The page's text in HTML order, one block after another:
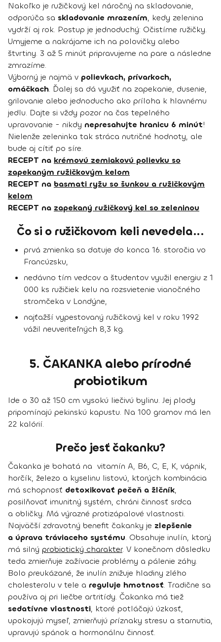
Nakoľko je ružičkový kel náročný na skladovanie,
odporúča sa skladovanie mrazením, kedy zelenina
vydrží aj rok. Postup je jednoduchý: Očistíme ružičky.
Umyjeme a nakrájame ich na polovičky alebo
štvrtiny. 3 až 5 minút pripravujeme na pare a následne
zmrazíme.
Výborný je najmä v polievkach, prívarkoch,
omáčkach. Ďalej sa dá využiť na zapekanie, dusenie,
grilovanie alebo jednoducho ako príloha k hlavnému
jedlu. Dajte si vždy pozor na čas tepelného
upravovanie - nikdy nepresahujte hranicu 6 minút!
Nielenže zeleninka tak stráca nutričné hodnoty, ale
bude aj cítiť po síre.
RECEPT na krémovú zemiakovú polievku so
zapekaným ružičkovým kelom
RECEPT na basmati ryžu so šunkou a ružičkovým
kelom
RECEPT na zapekaný ružičkový kel so zeleninou
Čo si o ružičkovom keli nevedela...
prvá zmienka sa datuje do konca 16. storočia vo
Francúzsku,
nedávno tím vedcov a študentov využil energiu z 1
000 ks ružičiek kelu na rozsvietenie vianočného
stromčeka v Londýne,
najťažší vypestovaný ružičkový kel v roku 1992
vážil neuveriteľných 8,3 kg.
5. ČAKANKA alebo prírodné
probiotikum
Ide o 30 až 150 cm vysokú liečivú bylinu. Jej plody
pripomínajú pekinskú kapustu. Na 100 gramov má len
22 kalórií.
Prečo jesť čakanku?
Čakanka je bohatá na vitamín A, B6, C, E, K, vápnik,
horčík, železo a kyselinu listovú, ktorých kombinácia
má schopnosť detoxikovať pečeň a žlčník,
posilňovať imunitný systém, chráni činnosť srdca
a obličky. Má výrazné protizápalové vlastnosti.
Najväčší zdravotný benefit čakanky je zlepšenie
a úprava tráviaceho systému. Obsahuje inulín, ktorý
má silný probiotický charakter. V konečnom dôsledku
teda zmierňuje zažívacie problémy a pálenie záhy.
Bolo preukázané, že inulín znižuje hladiny zlého
cholesterolu v tele a reguluje hmotnosť. Tradične sa
používa aj pri liečbe artritídy. Čakanka má tiež
sedatívne vlastnosti, ktoré potláčajú úzkosť,
upokojujú myseľ, zmierňujú príznaky stresu a starnutia,
upravujú spánok a hormonálnu činnosť.